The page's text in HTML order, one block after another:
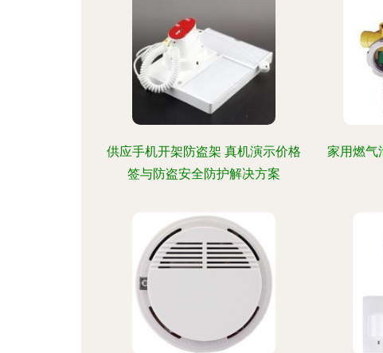
供应手机开架防盗架 真机演示价格
签与防盗安全防护解决方案
家用燃气